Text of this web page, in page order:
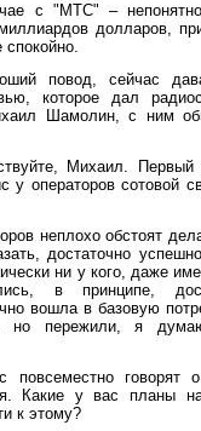
с "МТС" –
долларов,
повод, сейчас
которое дал
Шамолин, с ним
Михаил. Первый
у операторов сотовой
неплохо обстоят
достаточно
ни у кого, даже
в принципе,
вошла в базовую
но пережили, я
повсеместно говорят
Какие у вас планы
к этому?